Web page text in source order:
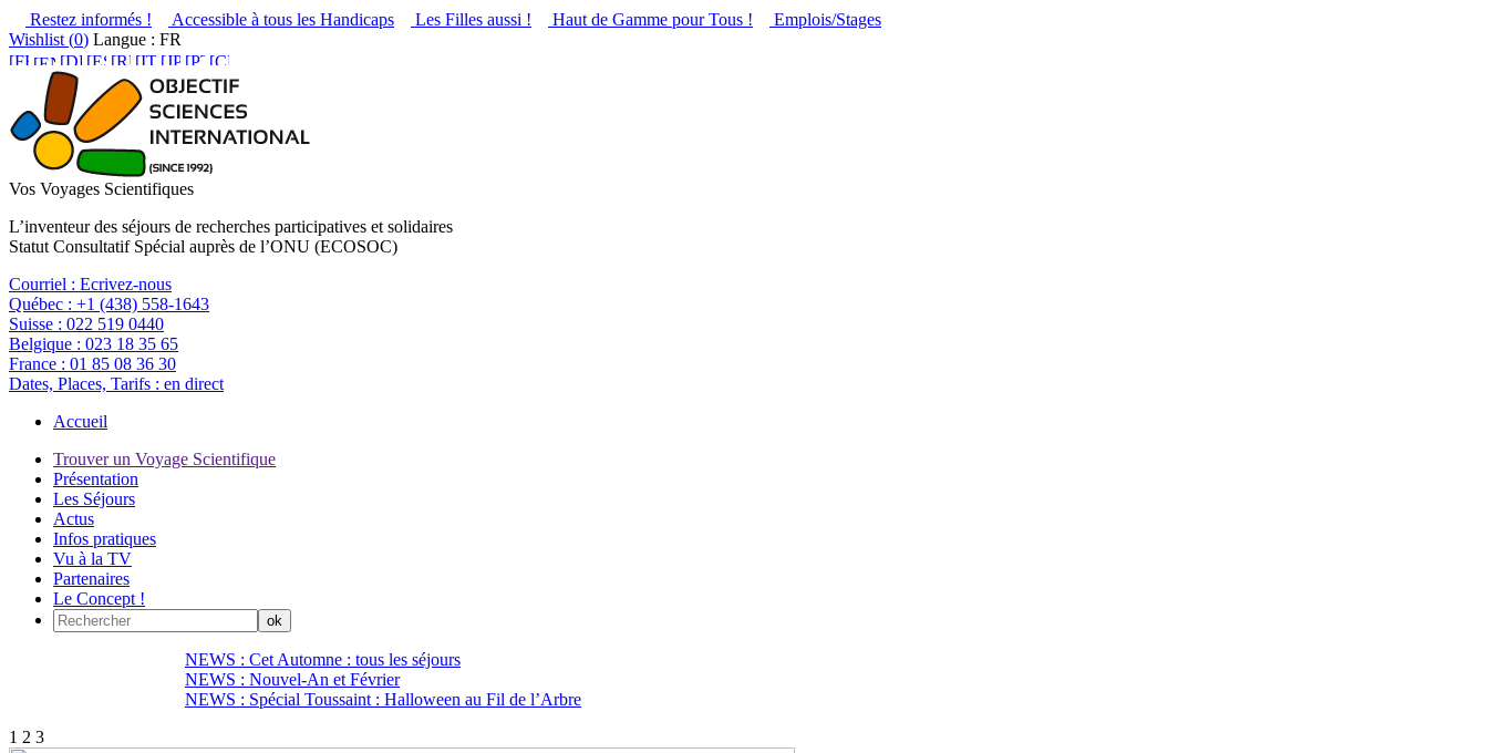
Restez informés ! Accessible à tous les Handicaps Les Filles aussi ! Haut de Gamme pour Tous !
Emplois/Stages
Wishlist (0) Langue : FR
Vos Voyages Scientifiques
L’inventeur des séjours de recherches participatives et solidaires
Statut Consultatif Spécial auprès de l’ONU (ECOSOC)
Courriel : Ecrivez-nous
Québec : +1 (438) 558-1643
Suisse : 022 519 0440
Belgique : 023 18 35 65
France : 01 85 08 36 30
Dates, Places, Tarifs : en direct
Accueil
Trouver un Voyage Scientifique
Présentation
Les Séjours
Actus
Infos pratiques
Vu à la TV
Partenaires
Le Concept !
NEWS : Cet Automne : tous les séjours
NEWS : Nouvel-An et Février
NEWS : Spécial Toussaint : Halloween au Fil de l’Arbre
1 2 3